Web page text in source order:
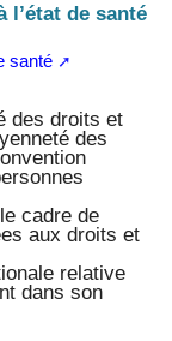
l’état de santé
santé
des droits et
des
cadre de
aux droits et
relative
dans son